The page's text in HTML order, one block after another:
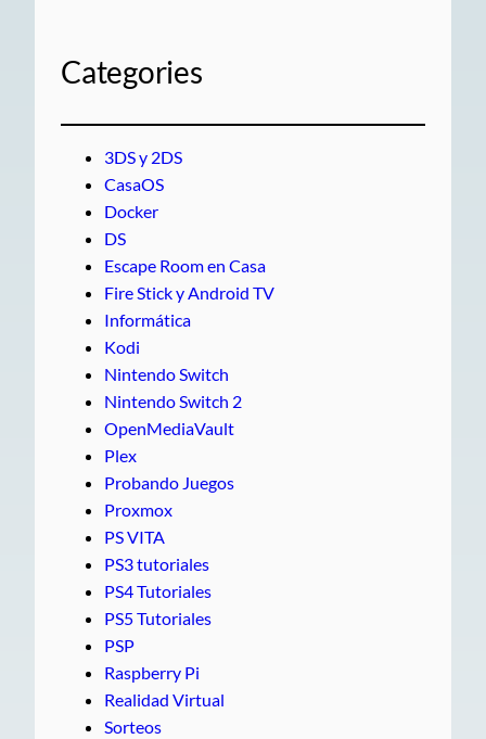
Categories
3DS y 2DS
CasaOS
Docker
DS
Escape Room en Casa
Fire Stick y Android TV
Informática
Kodi
Nintendo Switch
Nintendo Switch 2
OpenMediaVault
Plex
Probando Juegos
Proxmox
PS VITA
PS3 tutoriales
PS4 Tutoriales
PS5 Tutoriales
PSP
Raspberry Pi
Realidad Virtual
Sorteos